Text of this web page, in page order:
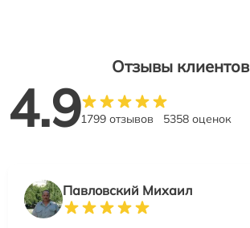
Отзывы клиентов
4.91799 отзывов 5358 оценок
Павловский Михаил